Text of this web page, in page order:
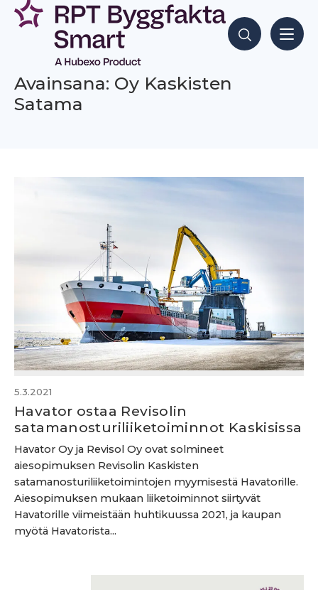
Siirry
sisältöön
Hae sisältöjä
Avainsana: Oy Kaskisten
Satama
5.3.2021
Havator ostaa Revisolin
satamanosturiliiketoiminnot Kaskisissa
Havator Oy ja Revisol Oy ovat solmineet
aiesopimuksen Revisolin Kaskisten
satamanosturiliiketoimintojen myymisestä Havatorille.
Aiesopimuksen mukaan liiketoiminnot siirtyvät
Havatorille viimeistään huhtikuussa 2021, ja kaupan
myötä Havatorista...